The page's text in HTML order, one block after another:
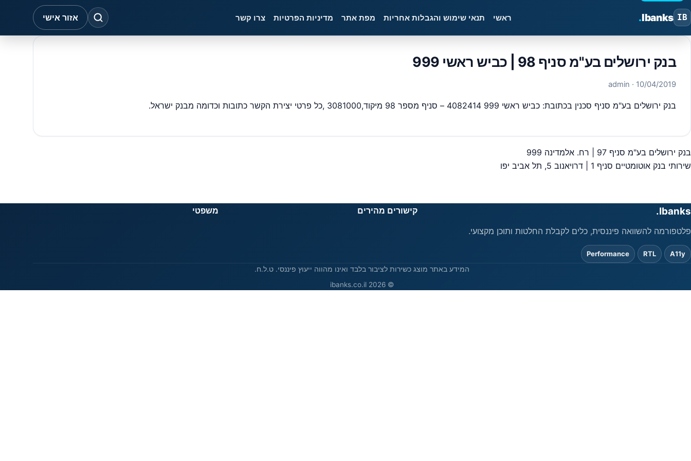
IB
Ibanks
. ראשי תנאי שימוש והגבלות אחריות מפת אתר מדיניות הפרטיות צרו קשר אזור אישי
בנק ירושלים בע"מ סניף 98 | כביש ראשי 999
10/04/2019
· admin
בנק ירושלים בע"מ סניף סכנין בכתובת: כביש ראשי 999 4082414 – סניף מספר 98 מיקוד,3081000 ,כל פרטי יצירת הקשר כתובות וכדומה מבנק ישראל.
ניווט
בנק ירושלים בע"מ סניף 97 | רח. אלמדינה 999
שירותי בנק אוטומטיים סניף 1 | דרויאנוב 5, תל אביב יפו
Ibanks.
פלטפורמה להשוואה פיננסית, כלים לקבלת החלטות ותוכן מקצועי.
A11y
RTL
Performance
קישורים מהירים משפטי
המידע באתר מוצג כשירות לציבור בלבד ואינו מהווה ייעוץ פיננסי. ט.ל.ח.
© 2026 ibanks.co.il